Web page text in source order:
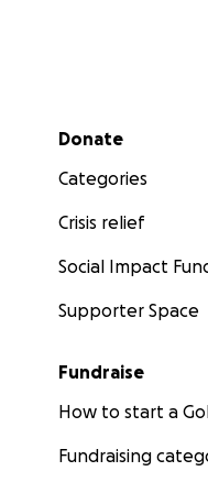
Secondary menu
Donate
Categories
Crisis relief
Social Impact
Supporter Space
Fundraise
How to start a
Fundraising